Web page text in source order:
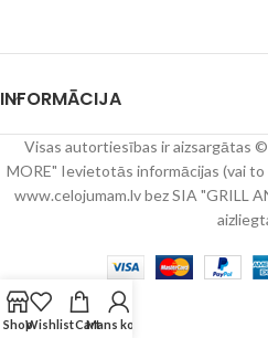
INFORMĀCIJA
Visas autortiesības ir aizsargātas
MORE" Ievietotās informācijas (vai to
www.celojumam.lv bez SIA "GRILL
ShopWishlistCartMans konts